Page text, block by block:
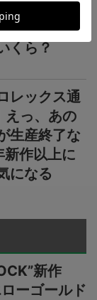
産終了の
月。実勢
くら？
レックス通
っ、あの
生産終了な
作以上に
になる
新作
ローゴールド